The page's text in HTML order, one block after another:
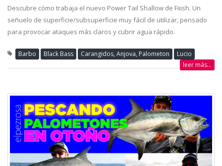
Descubre cómo trabaja el nuevo Power Tail Shallow de Fiiish. Un
señuelo de superficie/subsuperficie muy fácil de utilizar, pensado
para provocar ataques más claros y cubrir agua rápido.
Barbo Black Bass Carangidos, Anjova, Palometon
Lucio
leer más...